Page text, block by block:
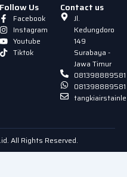
Follow Us
Facebook
Instagram
Youtube
Tiktok
Contact us
Jl.
Kedungdoro
149
Surabaya -
Jawa Timur
081398889581
081398889581
All Rights Reserved.